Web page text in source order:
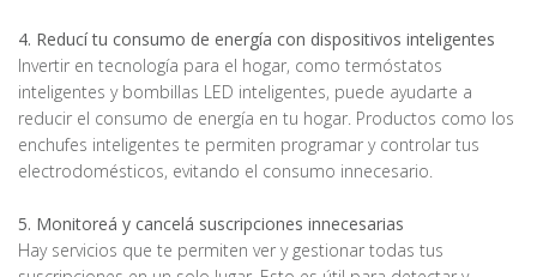
4. Reducí tu consumo de energía con dispositivos inteligentes
Invertir en tecnología para el hogar, como termóstatos
inteligentes y bombillas LED inteligentes, puede ayudarte a
reducir el consumo de energía en tu hogar. Productos como los
enchufes inteligentes te permiten programar y controlar tus
electrodomésticos, evitando el consumo innecesario.
5. Monitoreá y cancelá suscripciones innecesarias
Hay servicios que te permiten ver y gestionar todas tus